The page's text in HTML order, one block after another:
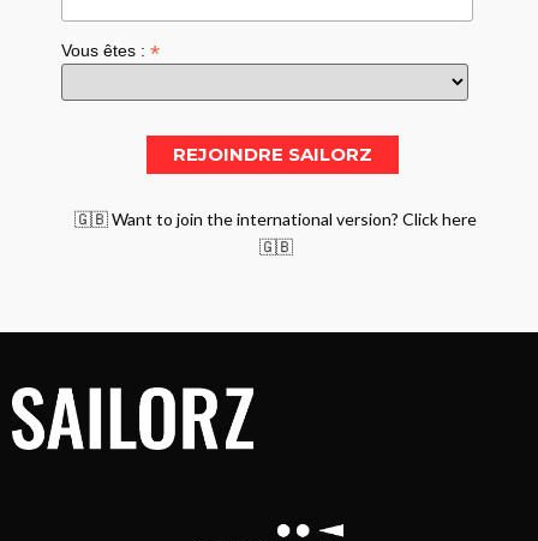
Vous êtes :*
🇬🇧 Want to join the international version? Click here
🇬🇧